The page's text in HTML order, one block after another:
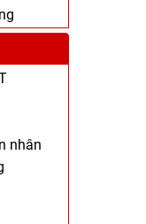
nhân